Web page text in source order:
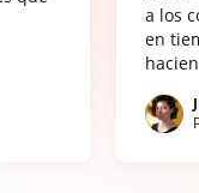
a los
en